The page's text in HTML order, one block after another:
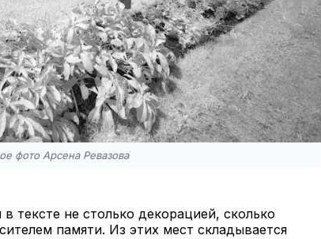
фото Арсена Ревазова
тексте не столько декорацией, сколько
памяти. Из этих мест складывается